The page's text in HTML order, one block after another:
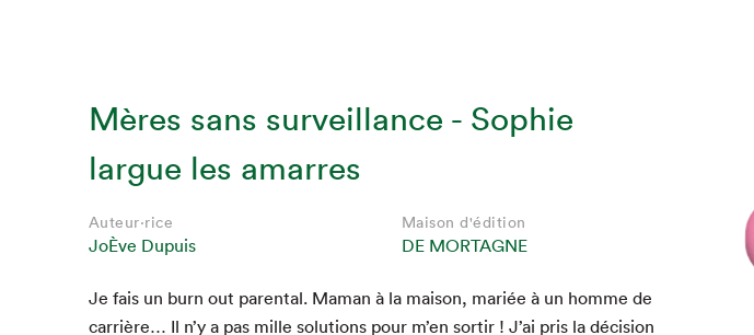
Mères sans surveillance - Sophie
largue les amarres
Auteur·rice
JoÈve Dupuis
Maison d'édition
DE MORTAGNE
Je fais un burn out parental. Maman à la mai­son, mar­iée à un homme de
car­rière… Il n’y a pas mille solu­tions pour m’en sor­tir ! J’ai pris la déci­sion